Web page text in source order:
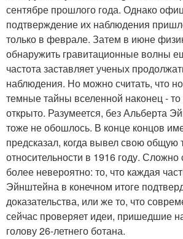
сентябре прошлого года. Однако
подтверждение их наблюдения
только в феврале. Затем в июне
обнаружить гравитационные волны
частота заставляет ученых
наблюдения. Но можно считать, что
темные тайны вселенной наконец -
открыто. Разумеется, без Альберта
тоже не обошлось. В конце концов
предсказал, когда вывел свою общую
относительности в 1916 году. Сложно
более невероятно: то, что каждая
Эйнштейна в конечном итоге
доказательства, или же то, что
сейчас проверяет идеи, пришедшие
голову 26-летнего ботана.